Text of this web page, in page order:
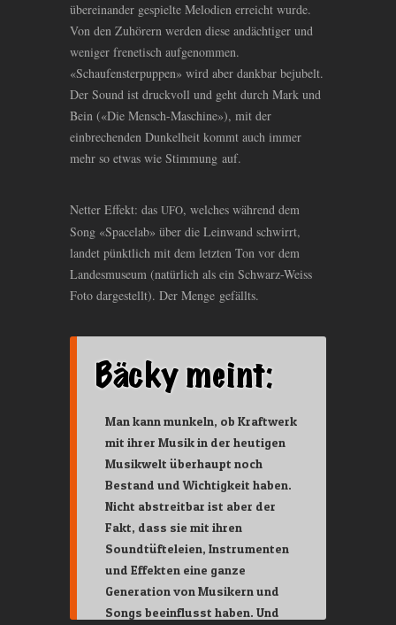
übereinander gespielte Melodien erreicht wurde.
Von den Zuhörern werden diese andächtiger und
weniger frenetisch aufgenommen.
«Schaufensterpuppen» wird aber dankbar bejubelt.
Der Sound ist druckvoll und geht durch Mark und
Bein («Die Mensch-Maschine»), mit der
einbrechenden Dunkelheit kommt auch immer
mehr so etwas wie Stimmung auf.
Netter Effekt: das UFO, welches während dem
Song «Spacelab» über die Leinwand schwirrt,
landet pünktlich mit dem letzten Ton vor dem
Landesmuseum (natürlich als ein Schwarz-Weiss
Foto dargestellt). Der Menge gefällts.
Man kann munkeln, ob Kraftwerk
mit ihrer Musik in der heutigen
Musikwelt überhaupt noch
Bestand und Wichtigkeit haben.
Nicht abstreitbar ist aber der
Fakt, dass sie mit ihren
Soundtüfteleien, Instrumenten
und Effekten eine ganze
Generation von Musikern und
Songs beeinflusst haben. Und